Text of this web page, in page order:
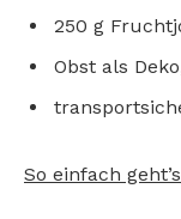
250 g
Obst als
So einfach